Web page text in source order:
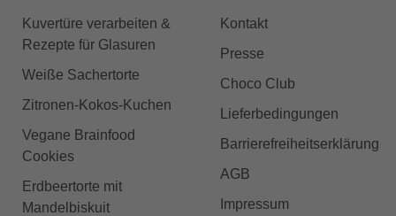
Kuvertüre verarbeiten &
Rezepte für Glasuren
Weiße Sachertorte
Zitronen-Kokos-Kuchen
Vegane Brainfood
Cookies
Erdbeertorte mit
Mandelbiskuit
Kontakt
Presse
Choco Club
Lieferbedingungen
Barrierefreiheitserklärung
AGB
Impressum